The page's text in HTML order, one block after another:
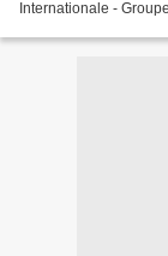
Internationale -